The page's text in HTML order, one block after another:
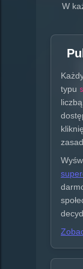
W
typu